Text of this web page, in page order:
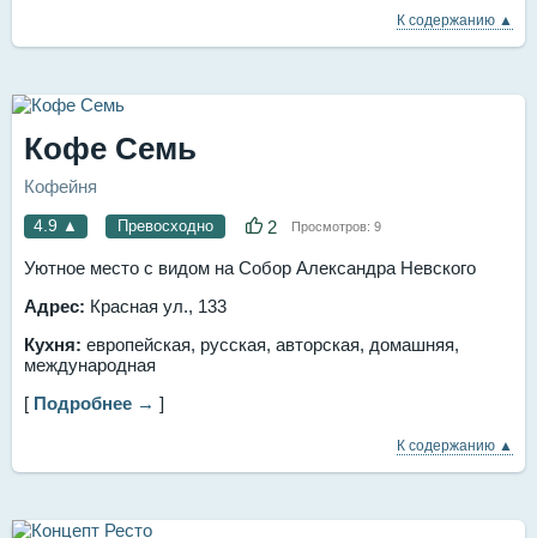
К содержанию ▲
Кофе Семь
Кофейня
4.9 ▲ Превосходно 2 Просмотров: 9
Уютное место с видом на Собор Александра Невского
Адрес: Красная ул., 133
Кухня: европейская, русская, авторская, домашняя,
международная
[ Подробнее → ]
К содержанию ▲